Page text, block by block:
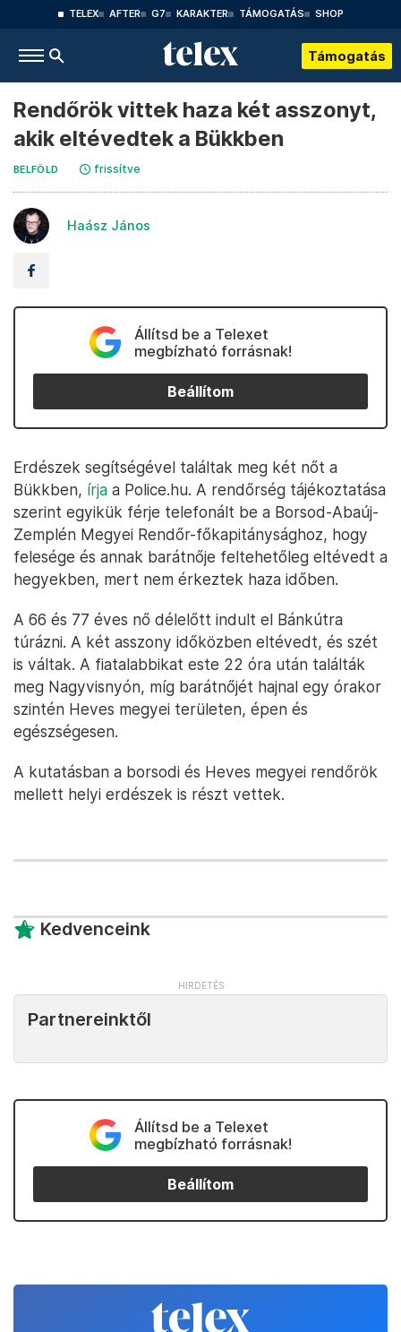
TELEX AFTER G7 KARAKTER TÁMOGATÁS SHOP
Támogatás
Rendőrök vittek haza két asszonyt,
akik eltévedtek a Bükkben
BELFÖLD frissítve
Haász János
Állítsd be a Telexet
megbízható forrásnak!
Beállítom
Erdészek segítségével találtak meg két nőt a
Bükkben, írja a Police.hu. A rendőrség tájékoztatása
szerint egyikük férje telefonált be a Borsod-Abaúj-
Zemplén Megyei Rendőr-főkapitánysághoz, hogy
felesége és annak barátnője feltehetőleg eltévedt a
hegyekben, mert nem érkeztek haza időben.
A 66 és 77 éves nő délelőtt indult el Bánkútra
túrázni. A két asszony időközben eltévedt, és szét
is váltak. A fiatalabbikat este 22 óra után találták
meg Nagyvisnyón, míg barátnőjét hajnal egy órakor
szintén Heves megyei területen, épen és
egészségesen.
A kutatásban a borsodi és Heves megyei rendőrök
mellett helyi erdészek is részt vettek.
Kedvenceink
Partnereinktől
Állítsd be a Telexet
megbízható forrásnak!
Beállítom